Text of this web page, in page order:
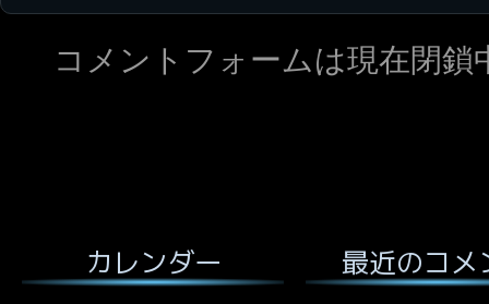
コメントフォームは現在閉鎖
カレンダー 最近のコメ